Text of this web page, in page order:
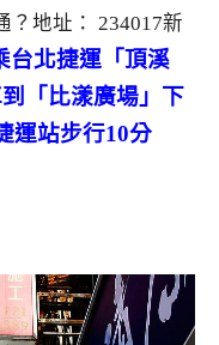
？地址： 234017新
台北捷運「頂溪
「比漾廣場」下
運站步行10分